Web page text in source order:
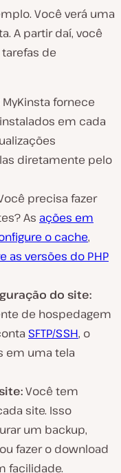
Você verá uma
A partir daí, você
de
MyKinsta fornece
instalados em cada
diretamente pelo
precisa fazer
As ações em
o cache,
as versões do PHP
do site:
de hospedagem
SFTP/SSH, o
em uma tela
Você tem
site. Isso
um backup,
fazer o download
facilidade.